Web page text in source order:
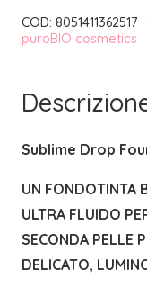
COSMETICS
quantità
COD: 8051411362517
puroBIO cosmetics
Sublime Drop
UN FONDOTINTA
ULTRA FLUIDO
SECONDA PELLE
DELICATO,